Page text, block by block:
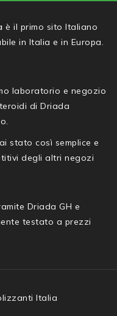
è il primo sito Italiano
in Italia e in Europa.
laboratorio e negozio
di Driada
stato così semplice e
degli altri negozi
Driada GH e
testato a prezzi
Italia